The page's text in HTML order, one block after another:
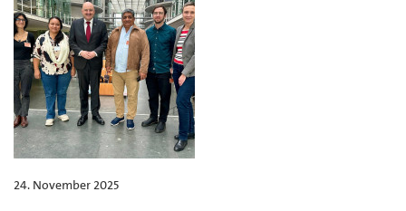
24. November 2025